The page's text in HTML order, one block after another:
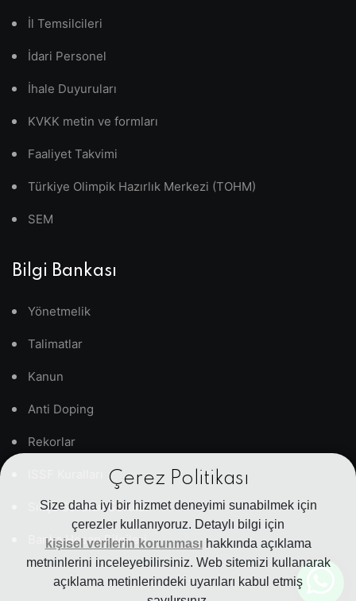
Çerez Politikası
Size daha iyi bir hizmet deneyimi sunabilmek için
çerezler kullanıyoruz. Detaylı bilgi için
kişisel verilerin korunmasıhakkında açıklama
metninlerini inceleyebilirsiniz. Web sitemizi kullanarak
açıklama metinlerindeki uyarıları kabul etmiş
İl Temsilcileri
İdari Personel
İhale Duyuruları
KVKK metin ve formları
Faaliyet Takvimi
Türkiye Olimpik Hazırlık Merkezi (TOHM)
SEM
Bilgi Bankası
Yönetmelik
Talimatlar
Kanun
Anti Doping
Rekorlar
Sıkça Sorulan Sorular
Banka Hesap Bilgileri